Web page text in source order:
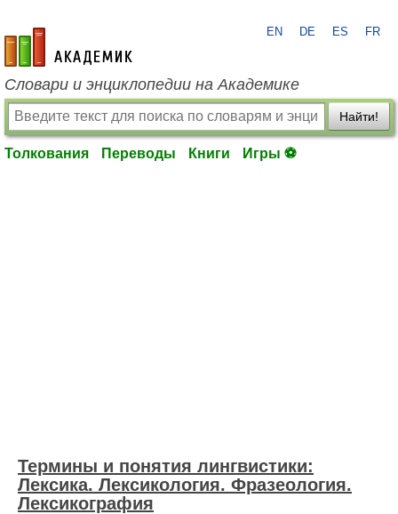
academic.ru
EN DE ES FR
Словари и энциклопедии на Академике
Найти!
Толкования Переводы Книги Игры ⚽
Термины и понятия лингвистики:
Лексика. Лексикология. Фразеология.
Лексикография